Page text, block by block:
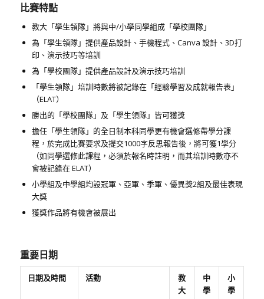
比賽特點
教大「學生領隊」將與中/小學同學組成「學校團隊」
為「學生領隊」提供產品設計、手機程式、Canva 設計、3D打
印、演示技巧等培訓
為「學校團隊」 提供產品設計及演示技巧培訓
「學生領隊」培訓時數將被記錄在「經驗學習及成就報告表」
（ELAT）
勝出的「學校團隊」及「學生領隊」皆可獲獎
擔任「學生領隊」的全日制本科同學更有機會選修帶學分課
程，於完成比賽要求及提交1000字反思報告後，將可獲1學分
（如同學選修此課程，必須於報名時註明，而其培訓時數亦不
會被記錄在 ELAT）
小學組及中學組均設冠軍、亞軍、季軍、優異獎2組及最佳表現
大獎
獲獎作品將有機會被展出
重要日期
日期及時間 活動
教
大
中
學
小
學